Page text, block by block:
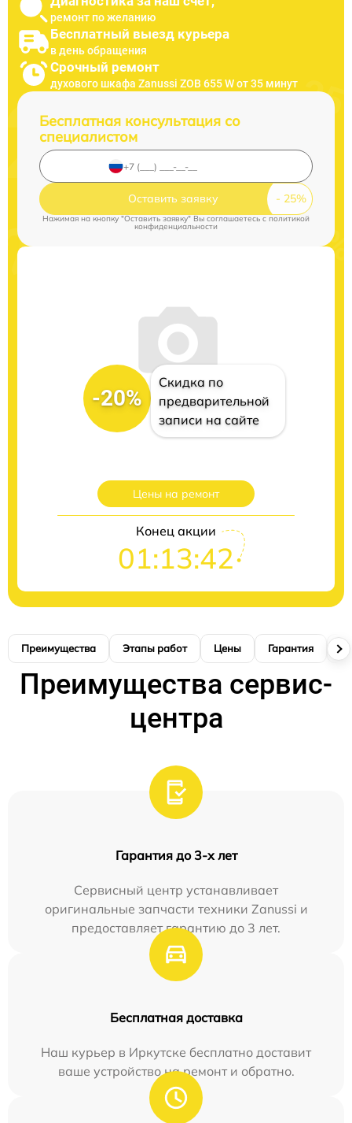
ремонт по желанию
Бесплатный выезд курьера
в день обращения
Срочный ремонт
духового шкафа Zanussi ZOB 655 W от 35 минут
Бесплатная консультация со
специалистом
Оставить заявку
Нажимая на кнопку "Оставить заявку" Вы соглашаетесь cполитикой
конфиденциальности
-20%
Скидка по
предварительной
записи на сайте
Цены на ремонт
Конец акции
01:13:41
Преимущества Этапы работ Цены Гарантия
Преимущества сервис-
центра
Гарантия до 3-х лет
Сервисный центр устанавливает
оригинальные запчасти техники Zanussi и
предоставляет гарантию до 3 лет.
Бесплатная доставка
Наш курьер в Иркутске бесплатно доставит
ваше устройство на ремонт и обратно.